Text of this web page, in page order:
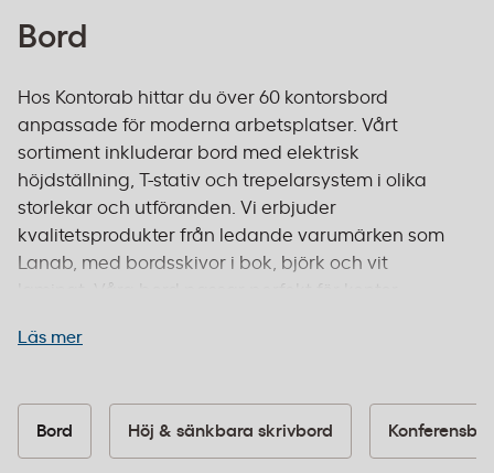
Bord
Hos Kontorab hittar du över 60 kontorsbord
anpassade för moderna arbetsplatser. Vårt
sortiment inkluderar bord med elektrisk
höjdställning, T-stativ och trepelarsystem i olika
storlekar och utföranden. Vi erbjuder
kvalitetsprodukter från ledande varumärken som
Lanab, med bordsskivor i bok, björk och vit
laminat. Våra bord passar perfekt för kontor,
ergonomi och funktionalitet är avgörande.
märkning och EU-standarder för säkerhet och
kvalitet. Välj mellan olika storlekar från kompakta
120 cm upp till rymliga 200x200 cm för större
Läs mer
Bord Höj & sänkbara skrivbord